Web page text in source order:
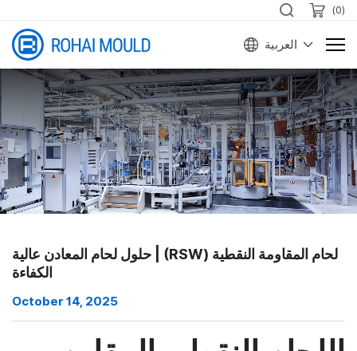
(
0
)
العربية
لحام المقاومة النقطية (RSW) | حلول لحام المعادن عالية
الكفاءة
October 14, 2025